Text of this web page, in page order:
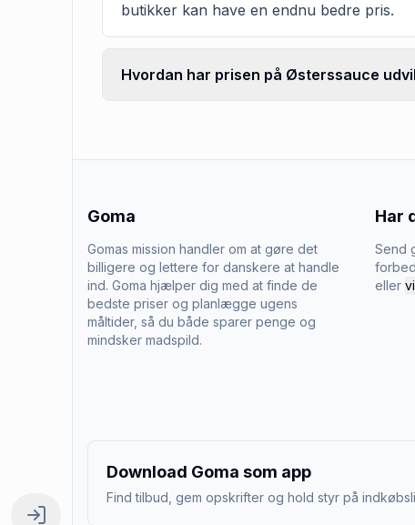
butikker kan have en endnu bedre pris.
Hvordan har prisen på Østerssauce
Goma
Gomas mission handler om at gøre det
billigere og lettere for danskere at handle
ind. Goma hjælper dig med at finde de
bedste priser og planlægge ugens
måltider, så du både sparer penge og
mindsker madspild.
Har
Send
eller
Download Goma som app
Find tilbud, gem opskrifter og hold styr på